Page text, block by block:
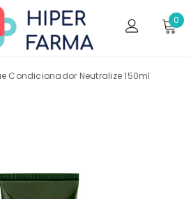
0
Condicionador Neutralize 150ml